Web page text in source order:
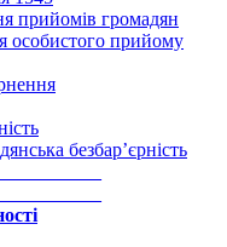
прийомів громадян
особистого прийому
безбар’єрність